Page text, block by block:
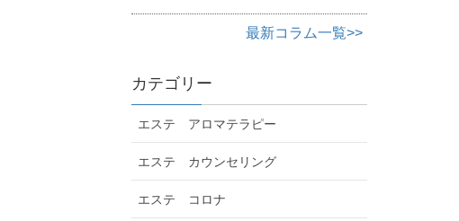
最新コラム一覧>>
カテゴリー
エステ アロマテラピー
エステ カウンセリング
エステ コロナ